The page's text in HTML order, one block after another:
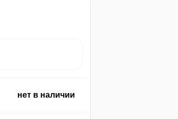
нет в наличии